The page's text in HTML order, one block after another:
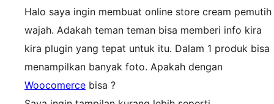
Halo saya ingin membuat online store cream pemutih
wajah. Adakah teman teman bisa memberi info kira
kira plugin yang tepat untuk itu. Dalam 1 produk bisa
menampilkan banyak foto. Apakah dengan
Woocomerce bisa ?